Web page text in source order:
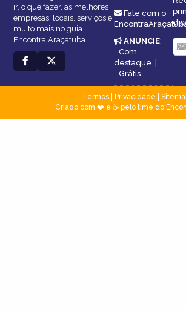
ir, o que fazer, as melhores
empresas, locais, serviços e
muito mais no guia
Encontra Araçatuba.
Fale com o
ANUNCIE:
Com
destaque |
Grátis
Termos| Privacidade
Criado com ❤️ e ☕ pelo time do